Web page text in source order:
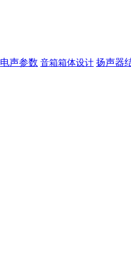
电声参数 音箱箱体设计 扬声器